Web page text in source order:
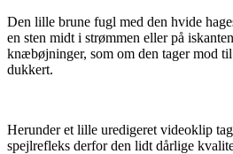
Den lille brune fugl med den hvide
en sten midt i strømmen eller på
knæbøjninger, som om den tager mod
dukkert.
Herunder et lille uredigeret videoklip
spejlrefleks derfor den lidt dårlige